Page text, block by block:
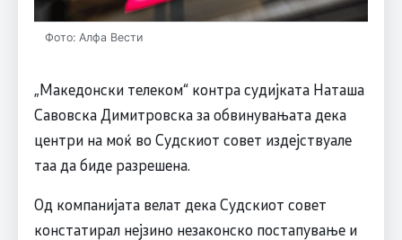
Фото: Алфа Вести
„Македонски телеком“ контра судијката Наташа
Савовска Димитровска за обвинувањата дека
центри на моќ во Судскиот совет издејствуале
таа да биде разрешена.
Од компанијата велат дека Судскиот совет
констатирал нејзино незаконско постапување и